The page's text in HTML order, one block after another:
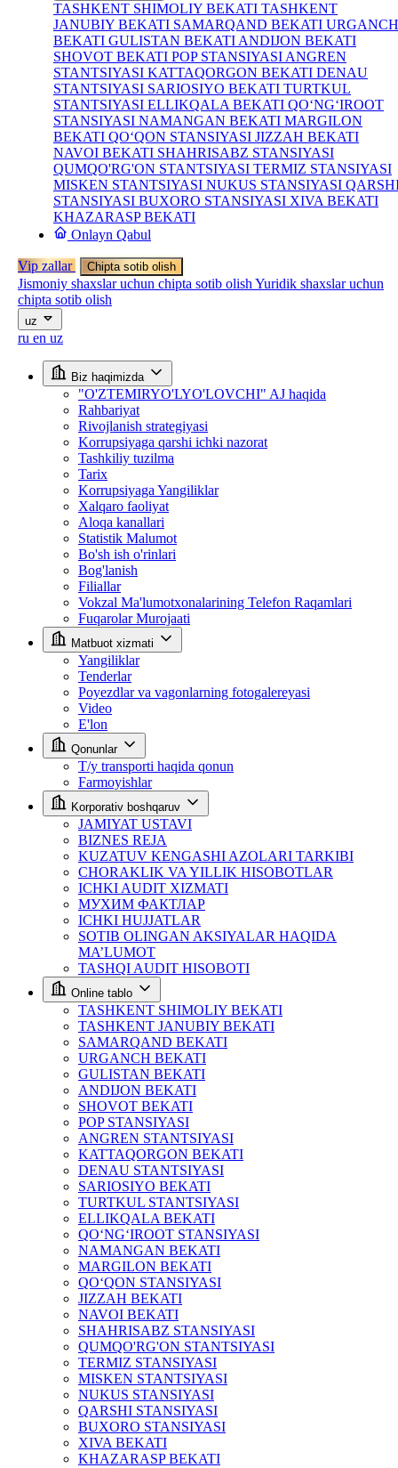
TASHKENT SHIMOLIY BEKATI TASHKENT
JANUBIY BEKATI SAMARQAND BEKATI URGANCH
BEKATI GULISTAN BEKATI ANDIJON BEKATI
SHOVOT BEKATI POP STANSIYASI ANGREN
STANTSIYASI KATTAQORGON BEKATI DENAU
STANTSIYASI SARIOSIYO BEKATI TURTKUL
STANTSIYASI ELLIKQALA BEKATI QO‘NG‘IROOT
STANSIYASI NAMANGAN BEKATI MARGILON
BEKATI QO‘QON STANSIYASI JIZZAH BEKATI
NAVOI BEKATI SHAHRISABZ STANSIYASI
QUMQO'RG'ON STANTSIYASI TERMIZ STANSIYASI
MISKEN STANTSIYASI NUKUS STANSIYASI
STANSIYASI BUXORO STANSIYASI XIVA BEKATI
KHAZARASP BEKATI
Onlayn Qabul
Vip zallar Chipta sotib olish
Jismoniy shaxslar uchun chipta sotib olish Yuridik shaxslar uchun
chipta sotib olish
uz
ru en uz
Biz haqimizda
"O'ZTEMIRYO'LYO'LOVCHI" AJ haqida
Rahbariyat
Rivojlanish strategiyasi
Korrupsiyaga qarshi ichki nazorat
Tashkiliy tuzilma
Tarix
Korrupsiyaga Yangiliklar
Xalqaro faoliyat
Aloqa kanallari
Statistik Malumot
Bo'sh ish o'rinlari
Bog'lanish
Filiallar
Vokzal Ma'lumotxonalarining Telefon Raqamlari
Fuqarolar Murojaati
Matbuot xizmati
Yangiliklar
Tenderlar
Poyezdlar va vagonlarning fotogalereyasi
Video
E'lon
Qonunlar
T/y transporti haqida qonun
Farmoyishlar
Korporativ boshqaruv
JAMIYAT USTAVI
BIZNES REJA
KUZATUV KENGASHI AZOLARI TARKIBI
CHORAKLIK VA YILLIK HISOBOTLAR
ICHKI AUDIT XIZMATI
МУХИМ ФАКТЛАР
ICHKI HUJJATLAR
SOTIB OLINGAN AKSIYALAR HAQIDA
MA’LUMOT
TASHQI AUDIT HISOBOTI
Online tablo
TASHKENT SHIMOLIY BEKATI
TASHKENT JANUBIY BEKATI
SAMARQAND BEKATI
URGANCH BEKATI
GULISTAN BEKATI
ANDIJON BEKATI
SHOVOT BEKATI
POP STANSIYASI
ANGREN STANTSIYASI
KATTAQORGON BEKATI
DENAU STANTSIYASI
SARIOSIYO BEKATI
TURTKUL STANTSIYASI
ELLIKQALA BEKATI
QO‘NG‘IROOT STANSIYASI
NAMANGAN BEKATI
MARGILON BEKATI
QO‘QON STANSIYASI
JIZZAH BEKATI
NAVOI BEKATI
SHAHRISABZ STANSIYASI
QUMQO'RG'ON STANTSIYASI
TERMIZ STANSIYASI
MISKEN STANTSIYASI
NUKUS STANSIYASI
QARSHI STANSIYASI
BUXORO STANSIYASI
XIVA BEKATI
KHAZARASP BEKATI